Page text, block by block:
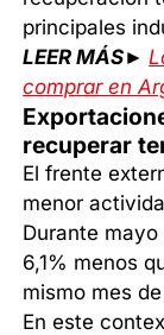
principales
LEER MÁS►
comprar en
recuperar
El frente
menor
Durante
6,1% menos
mismo mes
En este